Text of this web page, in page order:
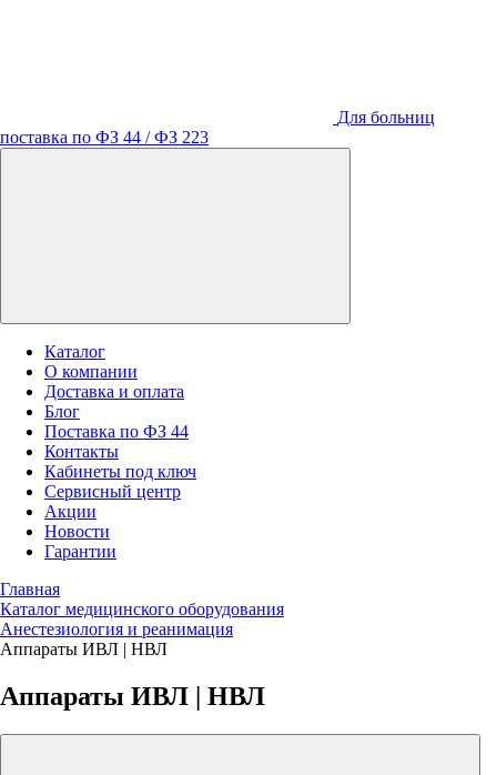
Для больниц
поставка по ФЗ 44 / ФЗ 223
Каталог
О компании
Доставка и оплата
Блог
Поставка по ФЗ 44
Контакты
Кабинеты под ключ
Сервисный центр
Акции
Новости
Гарантии
Главная
Каталог медицинского оборудования
Анестезиология и реанимация
Аппараты ИВЛ | НВЛ
Аппараты ИВЛ | НВЛ